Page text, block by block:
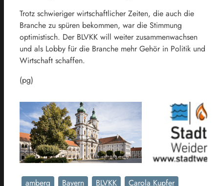
Trotz schwieriger wirtschaftlicher Zeiten, die auch die
Branche zu spüren bekommen, war die Stimmung
optimistisch. Der BLVKK will weiter zusammenwachsen
und als Lobby für die Branche mehr Gehör in Politik und
Wirtschaft schaffen.
(pg)
amberg Bayern BLVKK
Carola Kupfer